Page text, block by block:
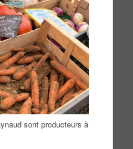
sont producteurs à